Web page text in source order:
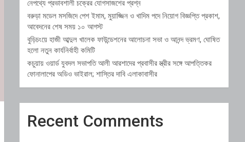
নেপথ্যে প্রভাবশালী চক্রের যোগসাজশের প্রশ্ন
বরুড়া মডেল মসজিদে পেশ ইমাম, মুয়াজ্জিন ও খাদিম পদে নিয়োগ বিজ্ঞপ্তি প্রকাশ,
আবেদনের শেষ সময় ১০ আগস্ট
বুড়িচংয়ে হাজী আব্দুল খালেক ফাউন্ডেশনের আলোচনা সভা ও আনন্দ ভ্রমণ, ঘোষিত
হলো নতুন কার্যনির্বাহী কমিটি
কচুয়ায় ওয়ার্ড যুবদল সভাপতি আলী আরশাদের প্রবাসীর স্ত্রীর সঙ্গে আপত্তিকর
ফোনালাপের অডিও ভাইরাল; শাস্তির দাবি এলাকাবাসীর
Recent Comments